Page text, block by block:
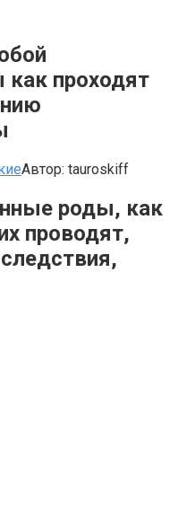
проходят
Автор: tauroskiff
роды, как
проводят,